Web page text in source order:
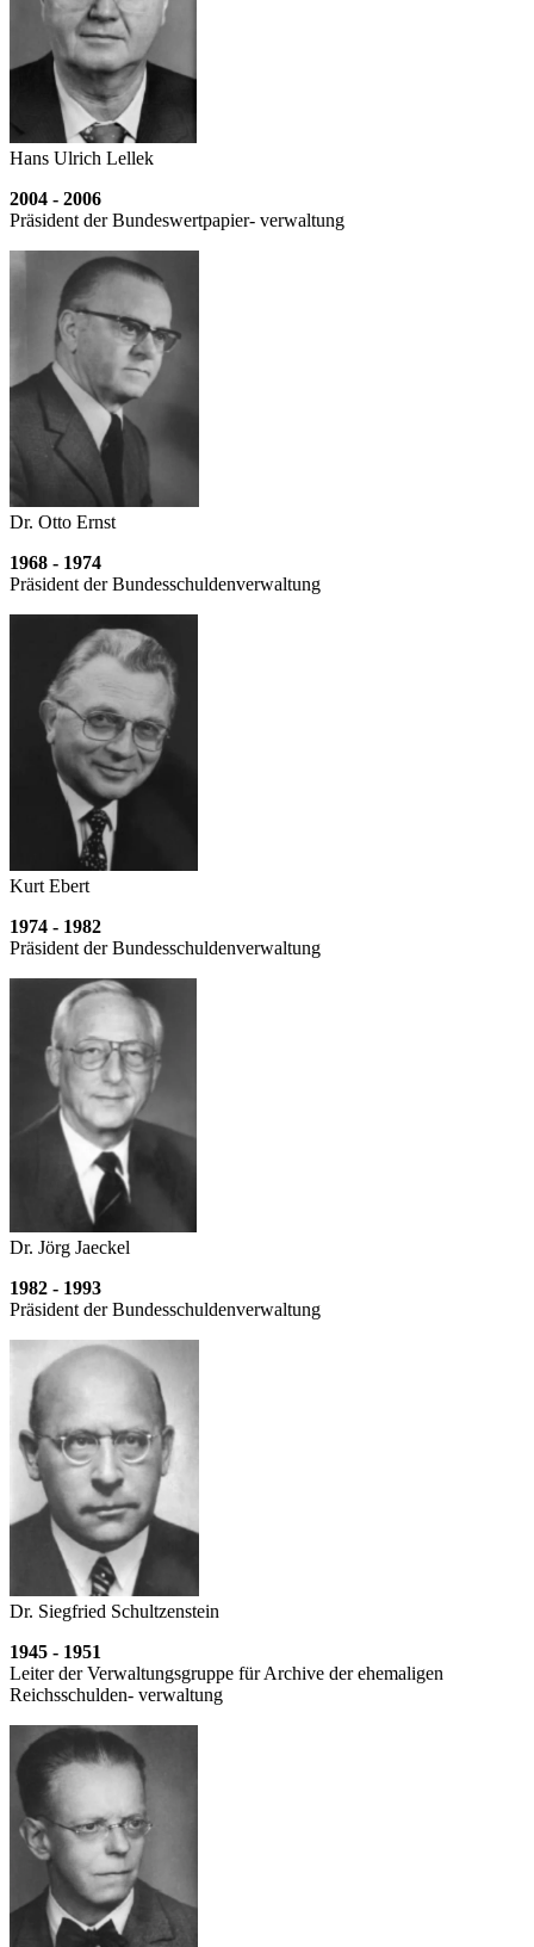
Hans Ulrich Lellek
2004 - 2006
Präsident der Bundeswertpapier- verwaltung
Dr. Otto Ernst
1968 - 1974
Präsident der Bundesschulden­verwaltung
Kurt Ebert
1974 - 1982
Präsident der Bundesschulden­verwaltung
Dr. Jörg Jaeckel
1982 - 1993
Präsident der Bundesschulden­verwaltung
Dr. Siegfried Schultzenstein
1945 - 1951
Leiter der Verwaltungsgruppe für Archive der ehemaligen
Reichsschulden- verwaltung